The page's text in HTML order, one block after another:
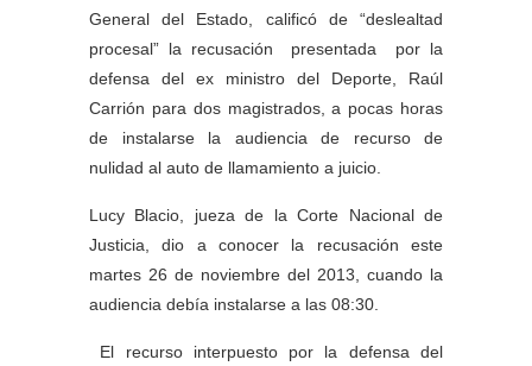
General del Estado, calificó de “deslealtad
procesal” la recusación presentada por la
defensa del ex ministro del Deporte, Raúl
Carrión para dos magistrados, a pocas horas
de instalarse la audiencia de recurso de
nulidad al auto de llamamiento a juicio.
Lucy Blacio, jueza de la Corte Nacional de
Justicia, dio a conocer la recusación este
martes 26 de noviembre del 2013, cuando la
audiencia debía instalarse a las 08:30.
El recurso interpuesto por la defensa del